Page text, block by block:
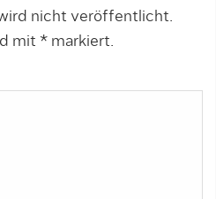
nicht veröffentlicht.
mit * markiert.